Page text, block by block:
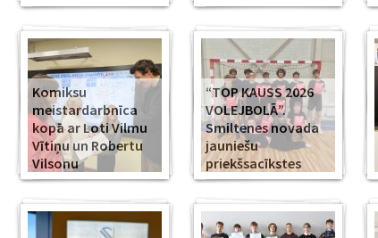
Komiksu
meistardarbnīca
kopā ar Loti Vilmu
Vītiņu un Robertu
Vilsonu
“TOP KAUSS 2026
VOLEJBOLĀ”.
Smiltenes novada
jauniešu
priekšsacīkstes